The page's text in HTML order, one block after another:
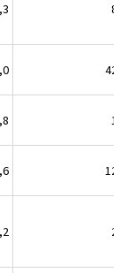
80,2
425,7
13,9
120,8
24,1